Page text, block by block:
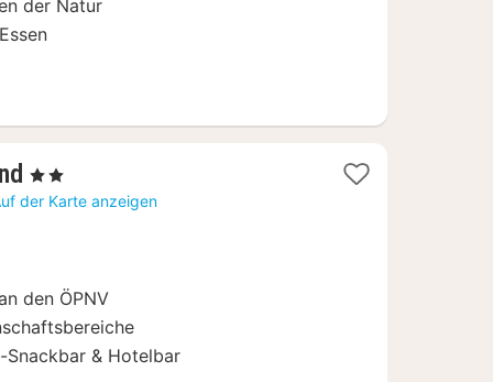
der Natur
2
Nächte
, 2 Sterne
der Karte anzeigen
den ÖPNV
& Hotelbar